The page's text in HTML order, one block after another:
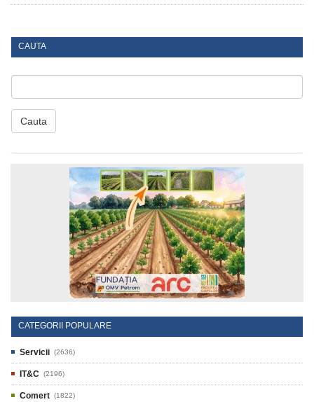
CAUTA
Cauta
CATEGORII POPULARE
Servicii (2636)
IT&C (2196)
Comert (1822)